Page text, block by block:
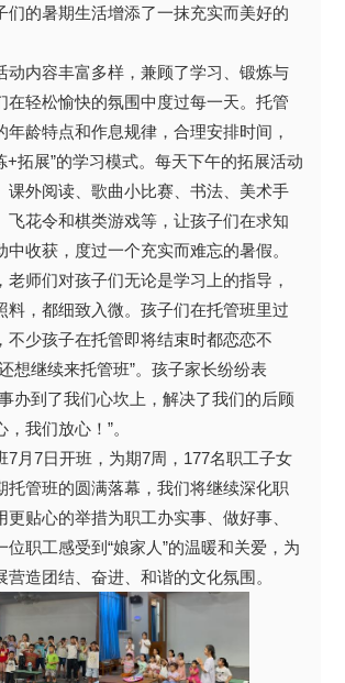
们的暑期生活增添了一抹充实而美好的
动内容丰富多样，兼顾了学习、锻炼与
在轻松愉快的氛围中度过每一天。托管
年龄特点和作息规律，合理安排时间，
+拓展”的学习模式。每天下午的拓展活动
课外阅读、歌曲小比赛、书法、美术手
飞花令和棋类游戏等，让孩子们在求知
中收获，度过一个充实而难忘的暑假。
老师们对孩子们无论是学习上的指导，
料，都细致入微。孩子们在托管班里过
不少孩子在托管即将结束时都恋恋不
想继续来托管班”。孩子家长纷纷表
办到了我们心坎上，解决了我们的后顾
我们放心！”。
7月7日开班，为期7周，177名职工子女
托管班的圆满落幕，我们将继续深化职
更贴心的举措为职工办实事、做好事、
位职工感受到“娘家人”的温暖和关爱，为
营造团结、奋进、和谐的文化氛围。